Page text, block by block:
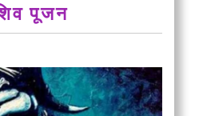
पूजन